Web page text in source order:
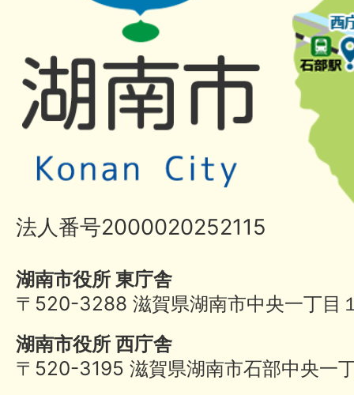
法人番号2000020252115
湖南市役所 東庁舎
〒520-3288 滋賀県湖南市中央一丁目
湖南市役所 西庁舎
〒520-3195 滋賀県湖南市石部中央一